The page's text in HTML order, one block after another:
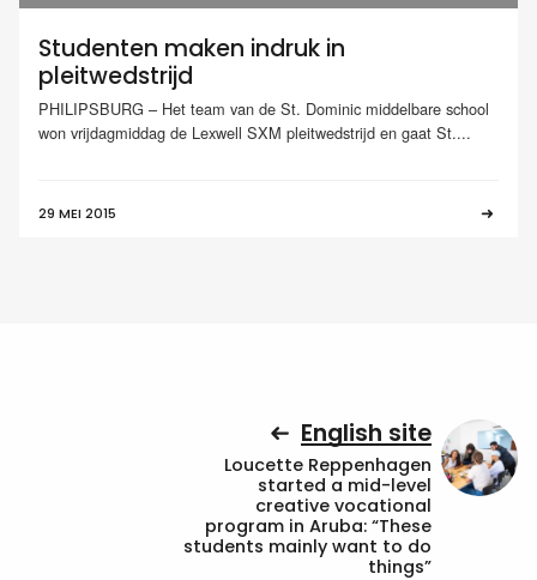
Studenten maken indruk in
pleitwedstrijd
PHILIPSBURG – Het team van de St. Dominic middelbare school
won vrijdagmiddag de Lexwell SXM pleitwedstrijd en gaat St....
29 MEI 2015
English site
Loucette Reppenhagen
started a mid-level
creative vocational
program in Aruba: “These
students mainly want to do
things”